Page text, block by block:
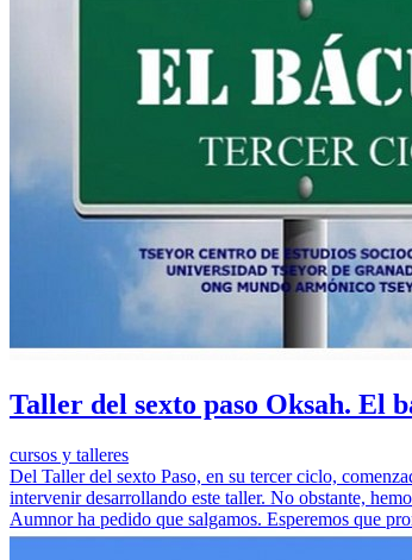
Taller del sexto paso Oksah. El
cursos y talleres
Del Taller del sexto Paso, en su tercer ciclo,
intervenir desarrollando este taller. No obstante,
Aumnor ha pedido que salgamos. Esperemos que